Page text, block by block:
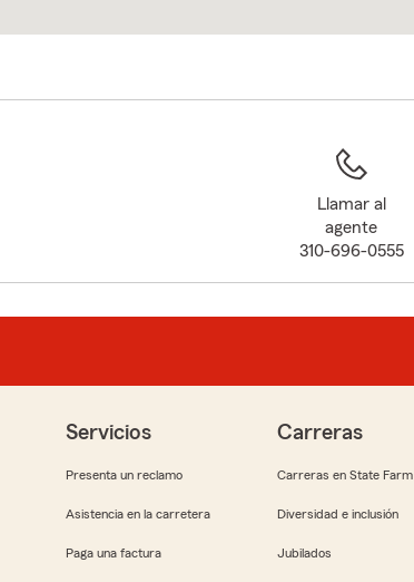
Llamar al
agente
310-696-0555
Servicios
Presenta un reclamo
Asistencia en la carretera
Paga una factura
Carreras
Carreras en State Farm
Diversidad e inclusión
Jubilados